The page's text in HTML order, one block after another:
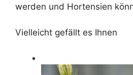
werden und Hortensien
Vielleicht gefällt es Ihnen